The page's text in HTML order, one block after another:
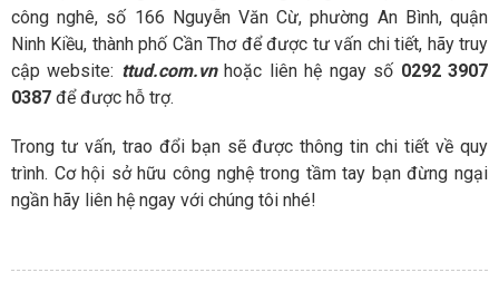
công nghê, số 166 Nguyễn Văn Cừ, phường An Bình, quận
Ninh Kiều, thành phố Cần Thơ để được tư vấn chi tiết, hãy truy
cập website: ttud.com.vnhoặc liên hệ ngay số 0292 3907
0387 để được hỗ trợ.
Trong tư vấn, trao đổi bạn sẽ được thông tin chi tiết về quy
trình. Cơ hội sở hữu công nghệ trong tầm tay bạn đừng ngại
ngần hãy liên hệ ngay với chúng tôi nhé!